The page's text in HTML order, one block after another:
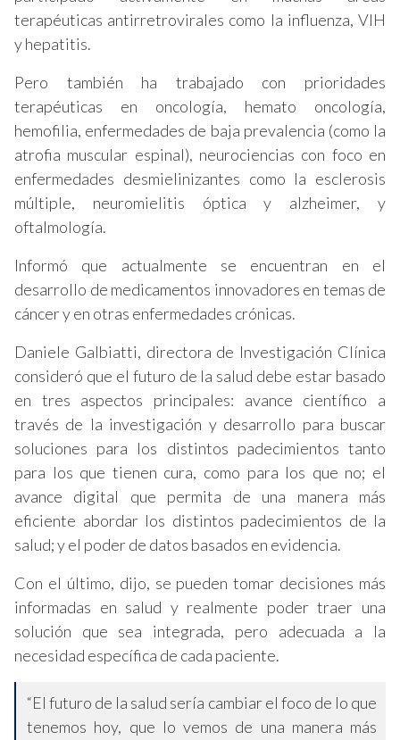
terapéuticas antirretrovirales como la influenza, VIH
y hepatitis.
Pero también ha trabajado con prioridades
terapéuticas en oncología, hemato oncología,
hemofilia, enfermedades de baja prevalencia (como la
atrofia muscular espinal), neurociencias con foco en
enfermedades desmielinizantes como la esclerosis
múltiple, neuromielitis óptica y alzheimer, y
oftalmología.
Informó que actualmente se encuentran en el
desarrollo de medicamentos innovadores en temas de
cáncer y en otras enfermedades crónicas.
Daniele Galbiatti, directora de Investigación Clínica
consideró que el futuro de la salud debe estar basado
en tres aspectos principales: avance científico a
través de la investigación y desarrollo para buscar
soluciones para los distintos padecimientos tanto
para los que tienen cura, como para los que no; el
avance digital que permita de una manera más
eficiente abordar los distintos padecimientos de la
salud; y el poder de datos basados en evidencia.
Con el último, dijo, se pueden tomar decisiones más
informadas en salud y realmente poder traer una
solución que sea integrada, pero adecuada a la
necesidad específica de cada paciente.
“El futuro de la salud sería cambiar el foco de lo que
tenemos hoy, que lo vemos de una manera más